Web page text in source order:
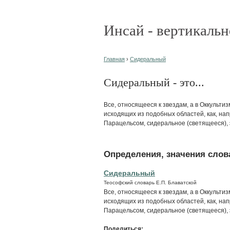
Инсай -
Главная › Сидеральный
Сидеральный - это...
Все, относящееся к звездам, а в
исходящих из подобных областей, как,
Парацельсом, сидеральное (светящееся),
Определения, значения
Сидеральный
Теософский словарь Е.П. Блаватской
Все, относящееся к звездам, а в
исходящих из подобных областей, как,
Парацельсом, сидеральное (светящееся),